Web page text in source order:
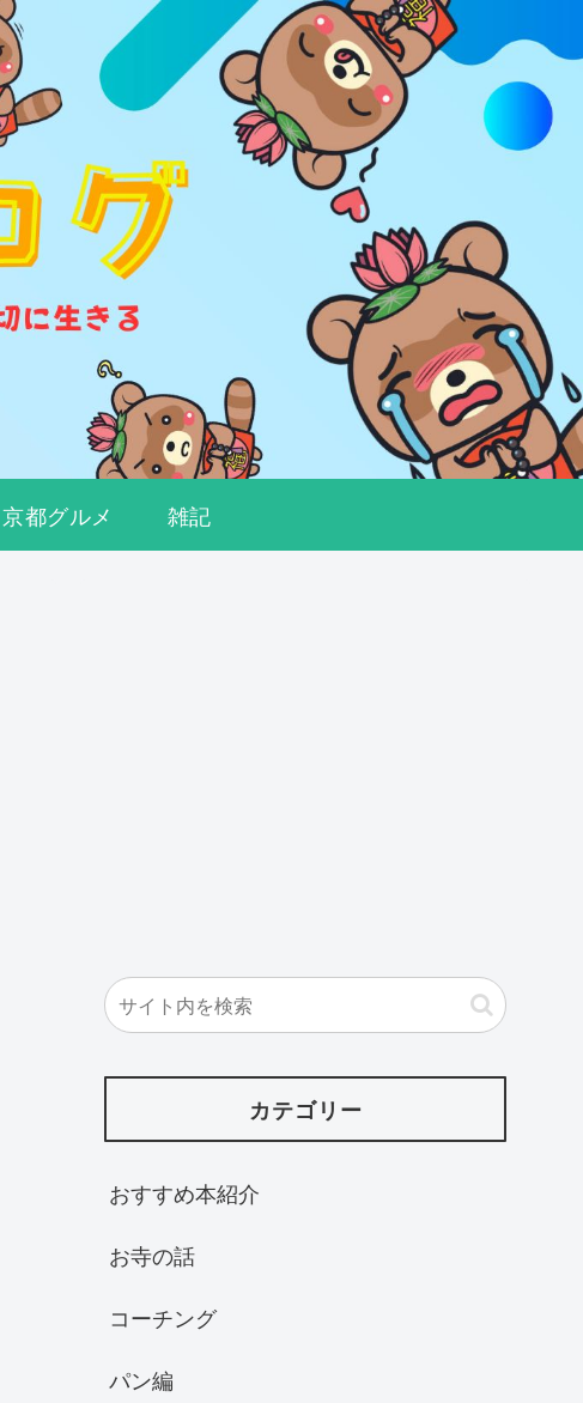
京都グルメ 雑記
カテゴリー
おすすめ本紹介
お寺の話
コーチング
パン編